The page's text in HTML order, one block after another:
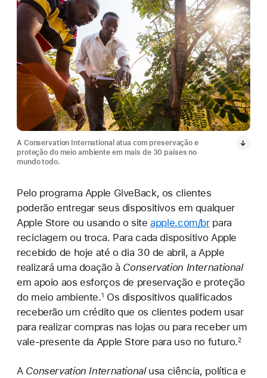
A Conservation International atua com preservação e
proteção do meio ambiente em mais de 30 países no
mundo todo.
Pelo programa Apple GiveBack, os clientes
poderão entregar seus dispositivos em qualquer
Apple Store ou usando o siteapple.com/brpara
reciclagem ou troca. Para cada dispositivo Apple
recebido de hoje até o dia 30 de abril, a Apple
realizará uma doação à Conservation International
em apoio aos esforços de preservação e proteção
do meio ambiente.1 Os dispositivos qualificados
receberão um crédito que os clientes podem usar
para realizar compras nas lojas ou para receber um
vale-presente da Apple Store para uso no futuro.2
A Conservation Internationalusa ciência, política e